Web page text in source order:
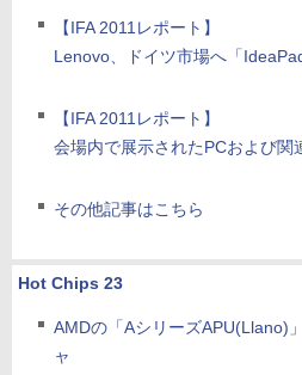
【IFA 2011レポート】
Lenovo、ドイツ市場へ「
【IFA 2011レポート】
会場内で展示されたPCおよび関
その他記事はこちら
Hot Chips 23
AMDの「AシリーズAPU(Llano)
ャ